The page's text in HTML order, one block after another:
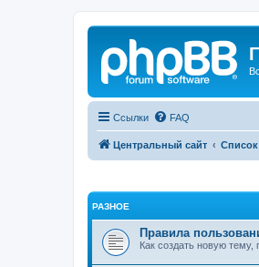
Ссылки FAQ
Центральный сайт
РАЗНОЕ
Правила
Как создать новую тему,